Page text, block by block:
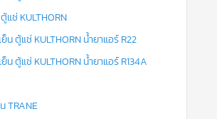
แช่ KULTHORN
น ตู้แช่ KULTHORN น้ำยาแอร์ R22
น ตู้แช่ KULTHORN น้ำยาแอร์ R134A
TRANE